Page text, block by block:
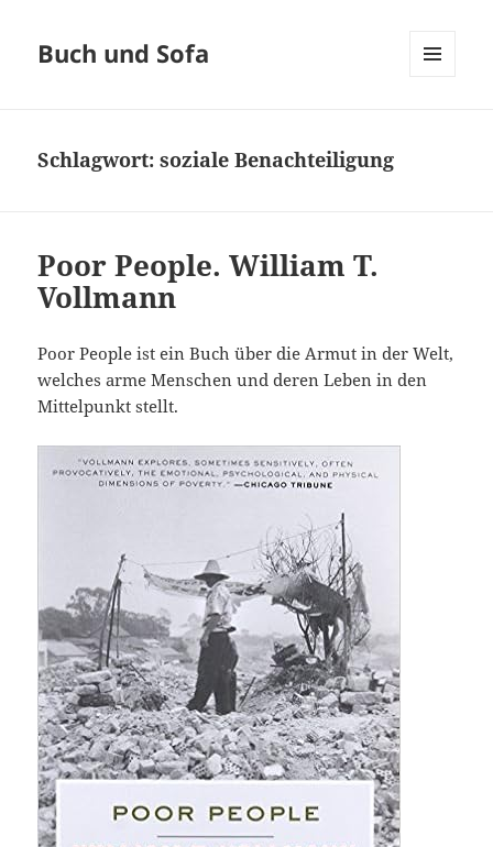
Buch und Sofa
Schlagwort:soziale Benachteiligung
Poor People. William T.
Vollmann
Poor People ist ein Buch über die Armut in der Welt,
welches arme Menschen und deren Leben in den
Mittelpunkt stellt.